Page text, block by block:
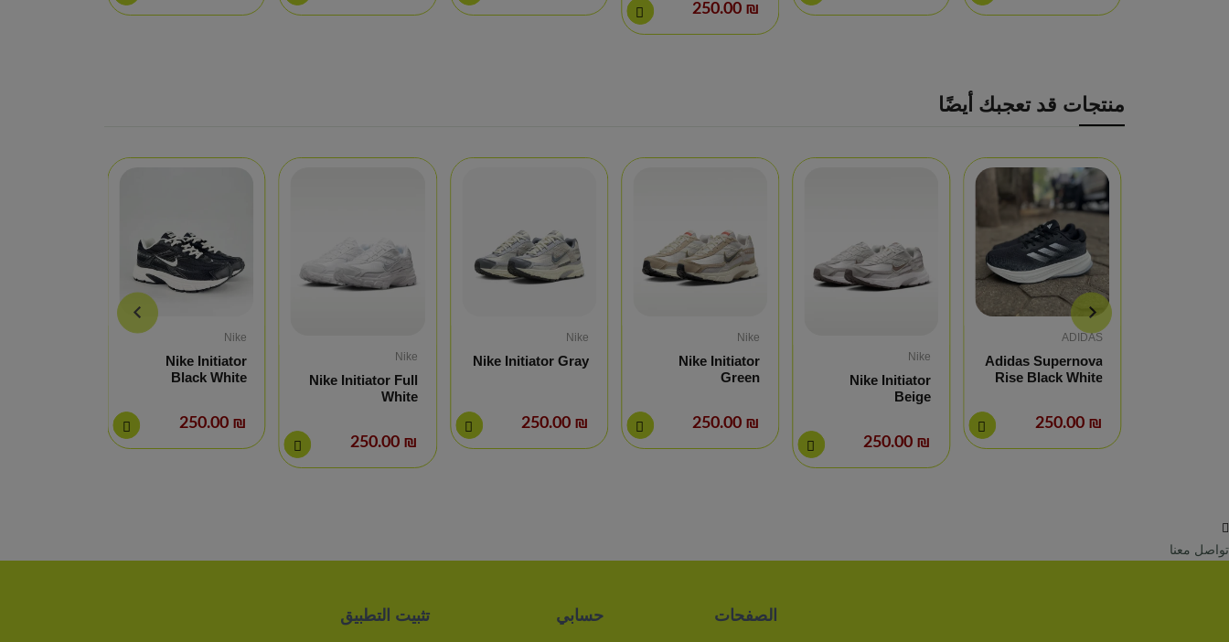
₪ 250.00
منتجات قد تعجبك أيضًا
ADIDAS
Adidas Supernova
Rise Black White
₪ 250.00
Nike
Nike Initiator
Beige
₪ 250.00
Nike
Nike Initiator
Green
₪ 250.00
Nike
Nike Initiator Gray
₪ 250.00
Nike
Nike Initiator Full
White
₪ 250.00
Nike
Nike Initiator
Black White
₪ 250.00
تواصل معنا
الصفحات حسابي تثبيت التطبيق